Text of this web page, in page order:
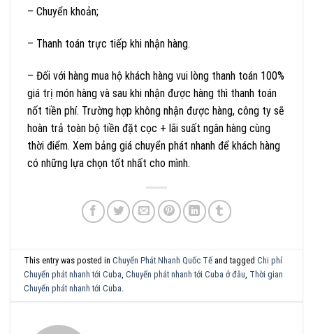
– Chuyển khoản;
– Thanh toán trực tiếp khi nhận hàng.
– Đối với hàng mua hộ khách hàng vui lòng thanh toán 100%
giá trị món hàng và sau khi nhận được hàng thì thanh toán
nốt tiền phí. Trường hợp không nhận được hàng, công ty sẽ
hoàn trả toàn bộ tiền đặt cọc + lãi suất ngân hàng cùng
thời điểm. Xem bảng giá chuyển phát nhanh để khách hàng
có những lựa chọn tốt nhất cho mình.
This entry was posted inChuyển Phát Nhanh Quốc Tế and taggedChi phí
Chuyển phát nhanh tới Cuba,Chuyển phát nhanh tới Cuba ở đâu, Thời gian
Chuyển phát nhanh tới Cuba.